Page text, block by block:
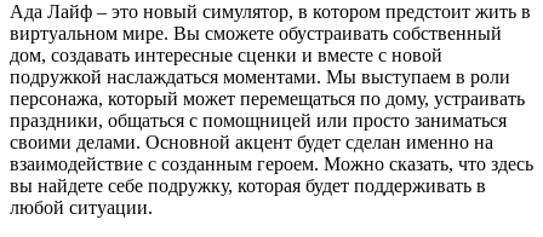
Ада Лайф – это новый симулятор, в котором предстоит жить в
виртуальном мире. Вы сможете обустраивать собственный
дом, создавать интересные сценки и вместе с новой
подружкой наслаждаться моментами. Мы выступаем в роли
персонажа, который может перемещаться по дому, устраивать
праздники, общаться с помощницей или просто заниматься
своими делами. Основной акцент будет сделан именно на
взаимодействие с созданным героем. Можно сказать, что здесь
вы найдете себе подружку, которая будет поддерживать в
любой ситуации.